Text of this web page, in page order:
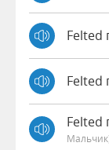
Felted
Felted
Felted